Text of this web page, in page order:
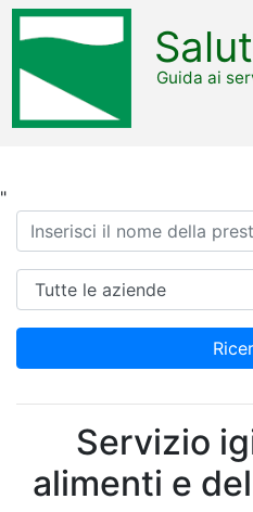
"
Guida ai
Ricerca
Azienda
Servizio
alimenti e